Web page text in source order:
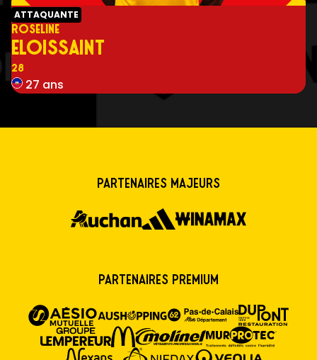
ATTAQUANTE
ROSELINE
ELOISSAINT
Numéro
28
27 ans
Partenaires majeurs
Partenaires premium